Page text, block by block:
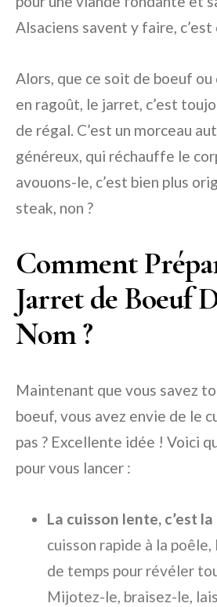
Alsaciens savent y faire,
Alors, que ce soit de boeuf ou
en ragoût, le jarret, c’est
de régal. C’est un morceau
généreux, qui réchauffe le
avouons-le, c’est bien plus
steak, non ?
Comment
Jarret de Boeuf
Nom ?
Maintenant que vous savez
boeuf, vous avez envie de le
pas ? Excellente idée ! Voici
pour vous lancer :
La cuisson lente, c’est la
cuisson rapide à la
de temps pour révéler
Mijotez-le, braisez-le,